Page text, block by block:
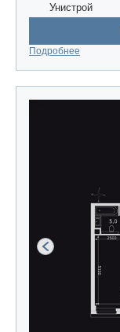
Унистрой
Подробнее